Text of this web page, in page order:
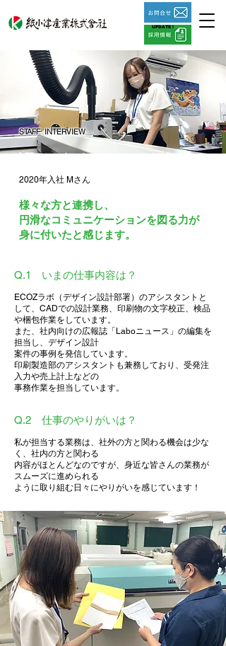
UPDATE !
2020年入社 Mさん
STAFF INTERVIEW
企画アシスタント
様々な方と連携し、
円滑なコミュニケーションを図る力が
身に付いたと感じます。
Q.1 いまの仕事内容は？
ECOZラボ（デザイン設計部署）のアシスタントと
して、CADでの設計業務、印刷物の文字校正、検品
や梱包作業をしています。
また、社内向けの広報誌「Laboニュース」の編集を
担当し、デザイン設計
案件の事例を発信しています。
印刷製造部のアシスタントも兼務しており、受発注
入力や売上計上などの
事務作業を担当しています。
Q.2 仕事のやりがいは？
私が担当する業務は、社外の方と関わる機会は少な
く、社内の方と関わる
内容がほとんどなのですが、身近な皆さんの業務が
スムーズに進められる
ように取り組む日々にやりがいを感じています！